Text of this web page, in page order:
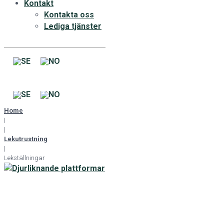
Kontakt
Kontakta oss
Lediga tjänster
Home
|
|
Lekutrustning
|
Lekställningar